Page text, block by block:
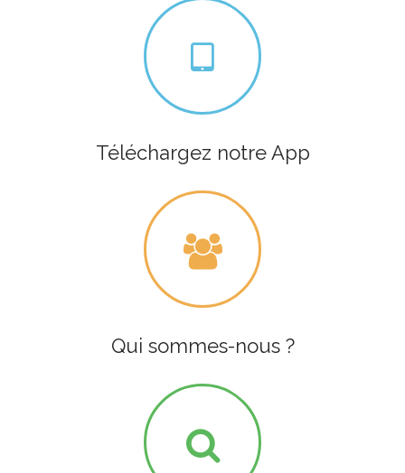
Téléchargez notre App
Qui sommes-nous ?